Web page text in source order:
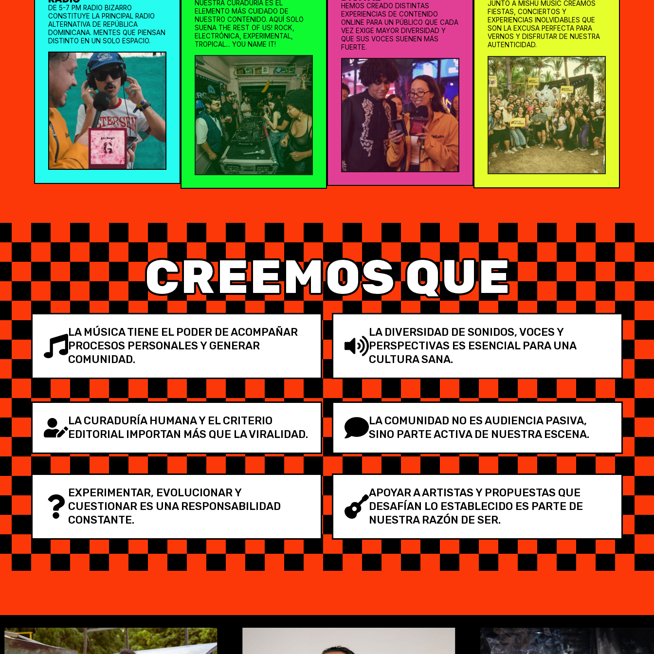
DE 5-7 PM RADIO BIZARRO
CONSTITUYE LA PRINCIPAL RADIO
ALTERNATIVA DE REPÚBLICA
DOMINICANA. MENTES QUE PIENSAN
DISTINTO EN UN SOLO ESPACIO.
NUESTRA CURADURÍA ES EL
ELEMENTO MÁS CUIDADO DE
NUESTRO CONTENIDO. AQUÍ SOLO
SUENA THE REST OF US! ROCK,
ELECTRÓNICA, EXPERIMENTAL,
TROPICAL... YOU NAME IT!
HEMOS CREADO DISTINTAS
EXPERIENCIAS DE CONTENIDO
ONLINE PARA UN PÚBLICO QUE CADA
VEZ EXIGE MAYOR DIVERSIDAD Y
QUE SUS VOCES SUENEN MÁS
FUERTE.
JUNTO A MISHU MUSIC CREAMOS
FIESTAS, CONCIERTOS Y
EXPERIENCIAS INOLVIDABLES QUE
SON LA EXCUSA PERFECTA PARA
VERNOS Y DISFRUTAR DE NUESTRA
AUTENTICIDAD.
CREEMOS QUE
LA MÚSICA TIENE EL PODER DE ACOMPAÑAR
PROCESOS PERSONALES Y GENERAR
COMUNIDAD.​
LA DIVERSIDAD DE SONIDOS, VOCES Y
PERSPECTIVAS ES ESENCIAL PARA UNA
CULTURA SANA.
LA CURADURÍA HUMANA Y EL CRITERIO
EDITORIAL IMPORTAN MÁS QUE LA VIRALIDAD.
LA COMUNIDAD NO ES AUDIENCIA PASIVA,
SINO PARTE ACTIVA DE NUESTRA ESCENA.
EXPERIMENTAR, EVOLUCIONAR Y
CUESTIONAR ES UNA RESPONSABILIDAD
CONSTANTE.
APOYAR A ARTISTAS Y PROPUESTAS QUE
DESAFÍAN LO ESTABLECIDO ES PARTE DE
NUESTRA RAZÓN DE SER.